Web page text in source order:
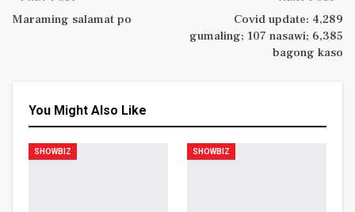
Maraming salamat po
Covid update: 4,289
gumaling; 107 nasawi; 6,385
bagong kaso
You Might Also Like
SHOWBIZ SHOWBIZ